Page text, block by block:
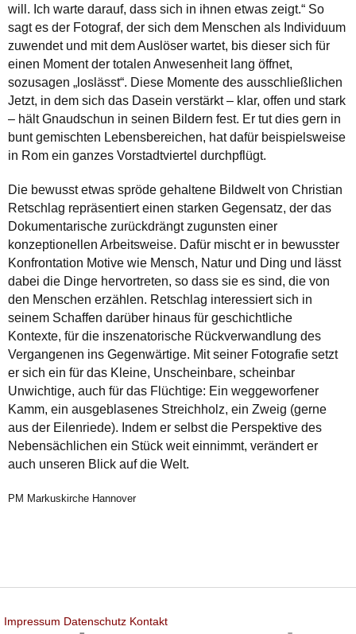
will. Ich warte darauf, dass sich in ihnen etwas zeigt.“ So
sagt es der Fotograf, der sich dem Menschen als Individuum
zuwendet und mit dem Auslöser wartet, bis dieser sich für
einen Moment der totalen Anwesenheit lang öffnet,
sozusagen „loslässt“. Diese Momente des ausschließlichen
Jetzt, in dem sich das Dasein verstärkt – klar, offen und stark
– hält Gnaudschun in seinen Bildern fest. Er tut dies gern in
bunt gemischten Lebensbereichen, hat dafür beispielsweise
in Rom ein ganzes Vorstadtviertel durchpflügt.
Die bewusst etwas spröde gehaltene Bildwelt von Christian
Retschlag repräsentiert einen starken Gegensatz, der das
Dokumentarische zurückdrängt zugunsten einer
konzeptionellen Arbeitsweise. Dafür mischt er in bewusster
Konfrontation Motive wie Mensch, Natur und Ding und lässt
dabei die Dinge hervortreten, so dass sie es sind, die von
den Menschen erzählen. Retschlag interessiert sich in
seinem Schaffen darüber hinaus für geschichtliche
Kontexte, für die inszenatorische Rückverwandlung des
Vergangenen ins Gegenwärtige. Mit seiner Fotografie setzt
er sich ein für das Kleine, Unscheinbare, scheinbar
Unwichtige, auch für das Flüchtige: Ein weggeworfener
Kamm, ein ausgeblasenes Streichholz, ein Zweig (gerne
aus der Eilenriede). Indem er selbst die Perspektive des
Nebensächlichen ein Stück weit einnimmt, verändert er
auch unseren Blick auf die Welt.
PM Markuskirche Hannover
Impressum Datenschutz Kontakt